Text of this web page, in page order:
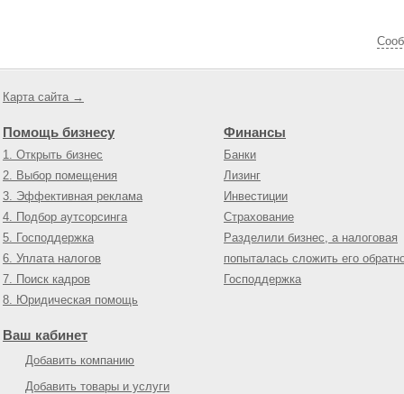
Карта сайта →
Помощь бизнесу
1. Открыть бизнес
2. Выбор помещения
3. Эффективная реклама
4. Подбор аутсорсинга
5. Господдержка
6. Уплата налогов
7. Поиск кадров
8. Юридическая помощь
Финансы
Банки
Лизинг
Инвестиции
Страхование
Разделили бизнес, а налоговая
попыталась сложить его
Господдержка
Ваш кабинет
Добавить компанию
Добавить товары и услуги